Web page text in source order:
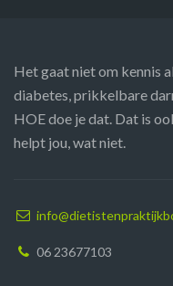
Het gaat niet om kennis
diabetes, prikkelbare
HOE doe je dat. Dat is
helpt jou, wat niet.
06 23677103